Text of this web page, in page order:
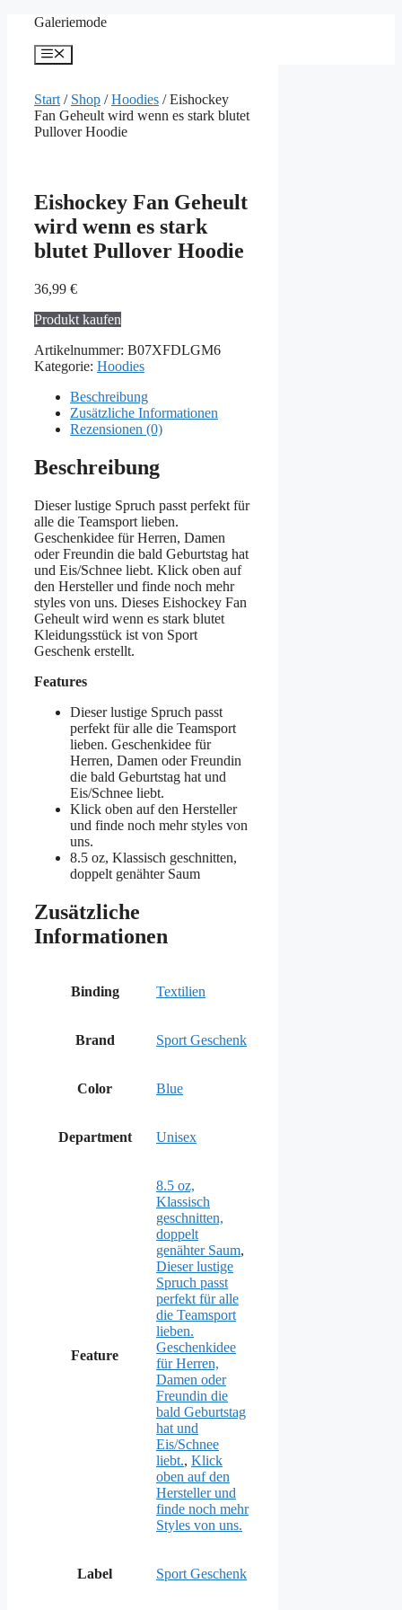
springen
Galeriemode
Menü
Start / Shop /Hoodies / Eishockey
Fan Geheult wird wenn es stark blutet
Pullover Hoodie
Eishockey Fan Geheult
wird wenn es stark
blutet Pullover Hoodie
36,99 €
Produkt kaufen
Artikelnummer: B07XFDLGM6
Kategorie: Hoodies
Beschreibung
Zusätzliche Informationen
Rezensionen (0)
Beschreibung
Dieser lustige Spruch passt perfekt für
alle die Teamsport lieben.
Geschenkidee für Herren, Damen
oder Freundin die bald Geburtstag hat
und Eis/Schnee liebt. Klick oben auf
den Hersteller und finde noch mehr
styles von uns. Dieses Eishockey Fan
Geheult wird wenn es stark blutet
Kleidungsstück ist von Sport
Geschenk erstellt.
Features
Dieser lustige Spruch passt
perfekt für alle die Teamsport
lieben. Geschenkidee für
Herren, Damen oder Freundin
die bald Geburtstag hat und
Eis/Schnee liebt.
Klick oben auf den Hersteller
und finde noch mehr styles von
uns.
8.5 oz, Klassisch geschnitten,
doppelt genähter Saum
Zusätzliche
Informationen
Binding Textilien
Brand Sport Geschenk
Color Blue
Department Unisex
Feature
8.5 oz,
Klassisch
geschnitten,
doppelt
genähter Saum,
Dieser lustige
Spruch passt
perfekt für alle
die Teamsport
lieben.
Geschenkidee
für Herren,
Damen oder
Freundin die
bald Geburtstag
hat und
Eis/Schnee
liebt., Klick
oben auf den
Hersteller und
finde noch mehr
Styles von uns.
Label Sport Geschenk